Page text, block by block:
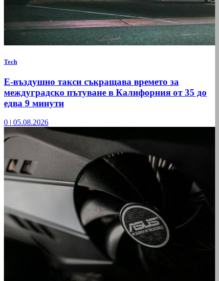
Tech
Е-въздушно такси съкращава времето за
междуградско пътуване в Калифорния от 35 до
едва 9 минути
0 | 05.08.2026